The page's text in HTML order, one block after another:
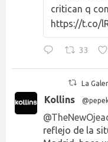
critican q
https://t.co/
33
La
Kollins
reflejo de la